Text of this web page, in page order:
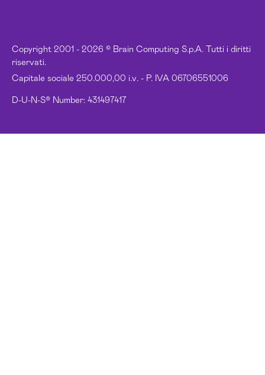
Copyright 2001 - 2026 © Brain Computing S.p.A. Tutti i diritti
riservati.
Capitale sociale 250.000,00 i.v. - P. IVA 06706551006
D-U-N-S® Number: 431497417